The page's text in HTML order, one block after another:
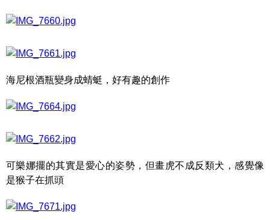
海尼根酒瓶變身成蜻蜓，好有趣的創作
可樂娜擺的其實是愛心的姿勢，但畫虎不成反類犬，感覺像
是猴子在抓頭